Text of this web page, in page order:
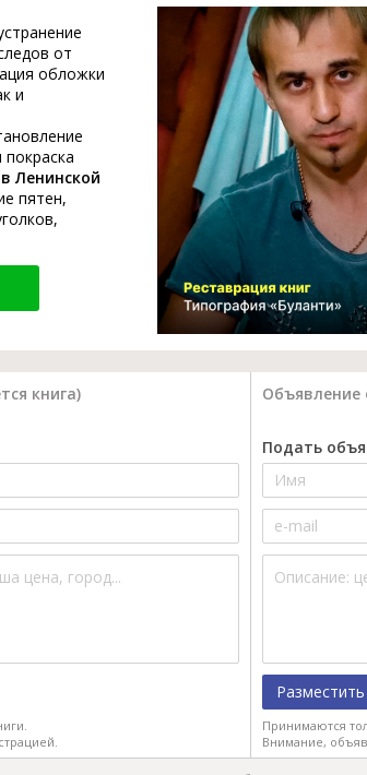
от
обложки
и
Ленинской
пятен,
книга)
Подать
Принимаются
Внимание,